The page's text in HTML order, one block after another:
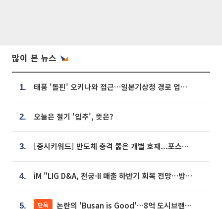
많이 본 뉴스
1. 태풍 '돌핀' 오키나와 접근…일본기상청 경로 업데이트
2. 오늘은 절기 '입추', 뜻은?
3. [증시키워드] 반도체 충격 뚫은 개별 호재...포스코퓨처엠·에코프로·한화솔루션 '눈길'
4. iM "LIG D&A, 천궁-II 매출 하반기 회복 전망…방산 톱픽 유지"
5. 단독 논란의 'Busan is Good'…8억 도시브랜드, 용산 대통령실 CI 업체가 수행